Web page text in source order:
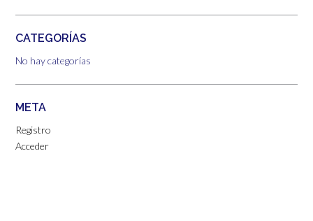
CATEGORÍAS
No hay categorías
META
Registro
Acceder